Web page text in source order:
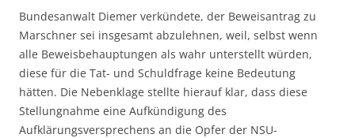
Bundesanwalt Diemer verkündete, der Beweisantrag zu
Marschner sei insgesamt abzulehnen, weil, selbst wenn
alle Beweisbehauptungen als wahr unterstellt würden,
diese für die Tat- und Schuldfrage keine Bedeutung
hätten. Die Nebenklage stellte hierauf klar, dass diese
Stellungnahme eine Aufkündigung des
Aufklärungsversprechens an die Opfer der NSU-